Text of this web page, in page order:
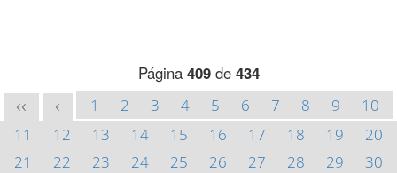
Página 409de 434
<< < 1 2 3 4 5 6 7 8 9
10
11
12 13 14 15 16 17 18 19
20
21
22 23 24 25 26 27 28 29
30